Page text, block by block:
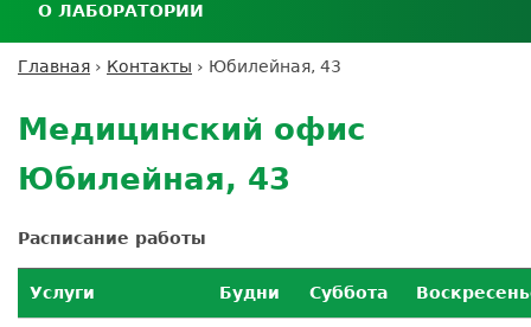
Где сдать анализы
Выезд на дом
Расшифровка анализов
Личный кабинет пациента
Дисконтная программа
Обратная связь
Усиление профилактических мер для
безопасности пациентов
Налоговый вычет
Сотрудничество
лабораторию
кабинет
Экскурсия в
О ЛАБОРАТОРИИ
Вакансии
Документы
здесь
Главная › Контакты › Юбилейная, 43
to
top
Медицинский офис
Юбилейная, 43
Расписание работы
Услуги Будни Суббота